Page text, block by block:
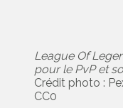
League Of
pour le PvP et
Crédit photo :
CC0